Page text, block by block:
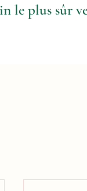
le plus sûr